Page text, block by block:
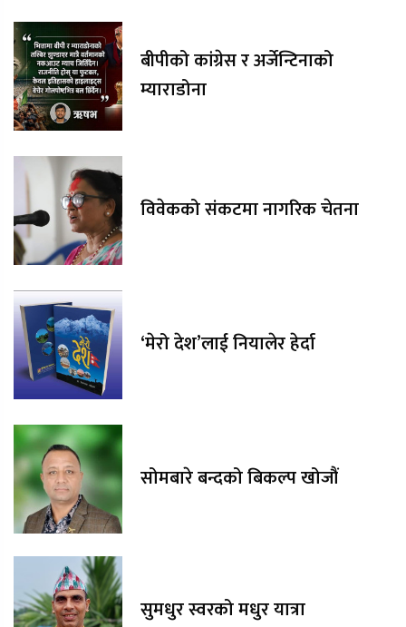
बीपीको कांग्रेस र अर्जेन्टिनाको
म्याराडोना
विवेकको संकटमा नागरिक चेतना
‘मेरो देश’लाई नियालेर हेर्दा
सोमबारे बन्दको बिकल्प खोजौं
सुमधुर स्वरको मधुर यात्रा